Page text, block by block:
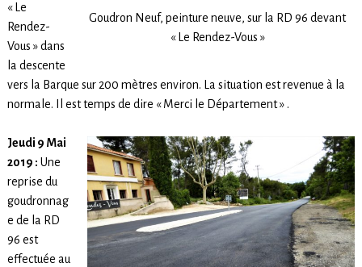
Goudron Neuf, peinture neuve, sur la RD 96 devant
« Le Rendez-Vous »
« Le
Rendez-
Vous » dans
la descente
vers la Barque sur 200 mètres environ. La situation est revenue à la
normale. Il est temps de dire « Merci le Département » .
Jeudi 9 Mai
2019 : Une
reprise du
goudronnag
e de la RD
96 est
effectuée au